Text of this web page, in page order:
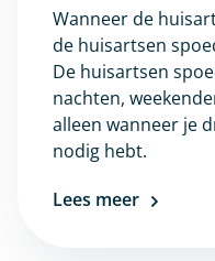
Wanneer de
de huisartsen
De huisartsen
nachten,
alleen wanneer je
nodig hebt.
Lees meer